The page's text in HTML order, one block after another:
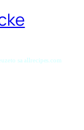
sa allrecipes.com